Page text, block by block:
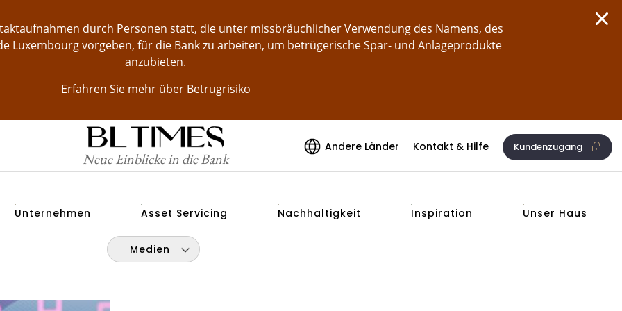
durch Personen statt, die unter missbräuchlicher Verwendung des Namens, des
Luxembourg vorgeben, für die Bank zu arbeiten, um betrügerische Spar- und Anlageprodukte
anzubieten.
Erfahren Sie mehr über Betrugrisiko
Neue Einblicke in die Bank
Andere Länder Kontakt & Hilfe Kundenzugang
Unternehmen Asset Servicing Nachhaltigkeit Inspiration Unser Haus
Medien